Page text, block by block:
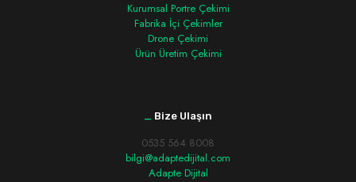
Kurumsal Portre Çekimi
Fabrika İçi Çekimler
Drone Çekimi
Ürün Üretim Çekimi
_ Bize Ulaşın
0535 564 8008
bilgi@adaptedijital.com
Adapte Dijital